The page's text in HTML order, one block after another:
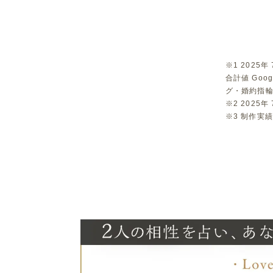
※1 2025年
合計値
グ・婚約指
※2 2025年
※3 制作実